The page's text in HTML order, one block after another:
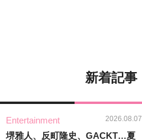
新着記事
Entertainment 2026.08.07
堺雅人、反町隆史、GACKT…夏